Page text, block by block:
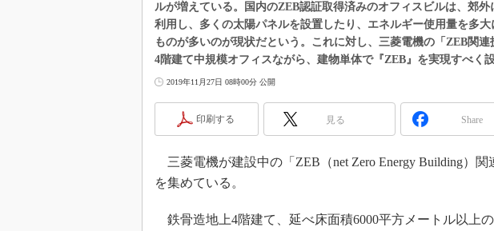
メンテナンス
2019
IGAS2018
ルが増えている。国内のZEB認証取得済みのオフィスビルは、郊
利用し、多くの太陽パネルを設置したり、エネルギー使用量を多
ものが多いのが現状だという。これに対し、三菱電機の「ZEB関
4階建て中規模オフィスながら、建物単体で『ZEB』を実現すべく
2019年11月27日 08時00分 公開
印刷する 見る Share
三菱電機が建設中の「ZEB（net Zero Energy Building）
を集めている。
鉄骨造地上4階建て、延べ床面積6000平方メートル以上